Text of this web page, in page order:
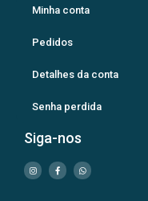
Minha conta
Pedidos
Detalhes da conta
Senha perdida
Siga-nos